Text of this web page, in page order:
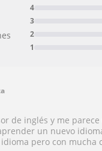
1
2
3
4
de inglés y me
un nuevo
pero con mucha